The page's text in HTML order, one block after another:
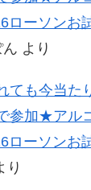
ローソンお
ん より
ても今当た
参加★アル
ローソンお
り